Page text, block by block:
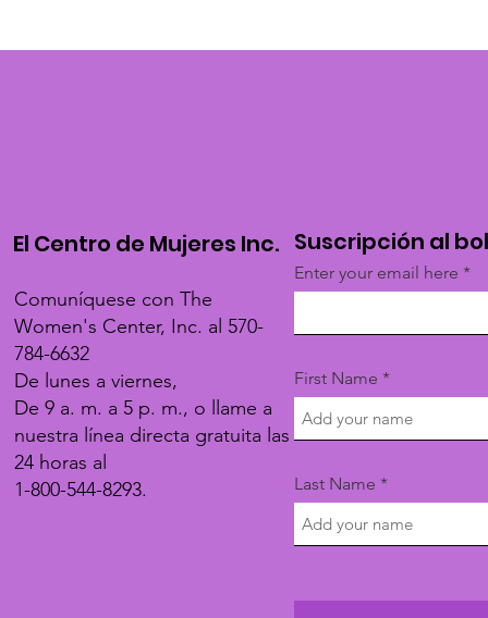
El Centro de Mujeres Inc.
Comuníquese con The
Women's Center, Inc. al 570-
784-6632
De lunes a viernes,
De 9 a. m. a 5 p. m., o llame a
nuestra línea directa gratuita las
24 horas al
1-800-544-8293.
Suscripción al
Enter your email here
First Name
Last Name